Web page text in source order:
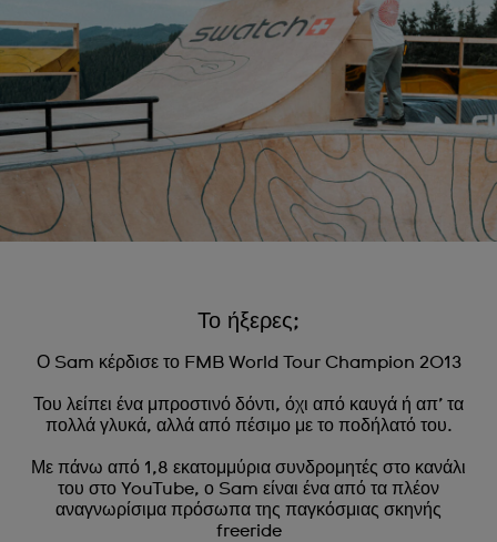
Το ήξερες;
Ο Sam κέρδισε το FMB World Tour Champion 2013
Του λείπει ένα μπροστινό δόντι, όχι από καυγά ή απ’ τα
πολλά γλυκά, αλλά από πέσιμο με το ποδήλατό του.
Με πάνω από 1,8 εκατομμύρια συνδρομητές στο κανάλι
του στο YouTube, ο Sam είναι ένα από τα πλέον
αναγνωρίσιμα πρόσωπα της παγκόσμιας σκηνής
freeride